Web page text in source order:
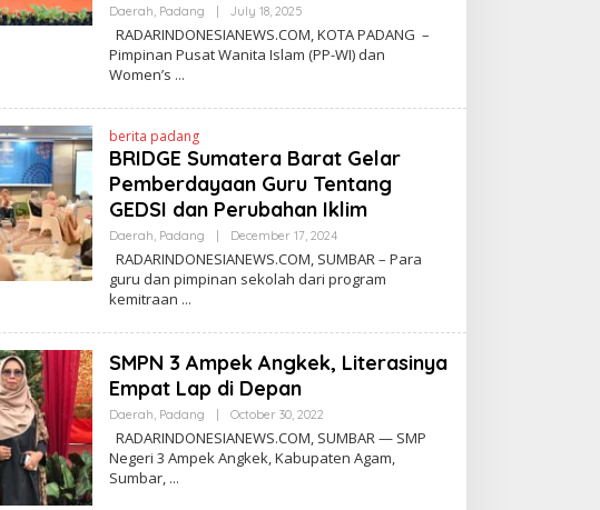
Daerah, Padang July 18, 2025
Y
R
A
R
W
S
RADARINDONESIANEWS.COM, KOTA PADANG –
Pimpinan Pusat Wanita Islam (PP-WI) dan
Women’s
berita padang
BRIDGE Sumatera Barat Gelar
Pemberdayaan Guru Tentang
GEDSI dan Perubahan Iklim
Daerah, Padang December 17, 2024B
Y
A
D
N
RADARINDONESIANEWS.COM, SUMBAR – Para
guru dan pimpinan sekolah dari program
kemitraan
SMPN 3 Ampek Angkek, Literasinya
Empat Lap di Depan
Daerah, Padang October 30, 2022
Y
R
A
RADARINDONESIANEWS.COM, SUMBAR — SMP
Negeri 3 Ampek Angkek, Kabupaten Agam,
Sumbar,